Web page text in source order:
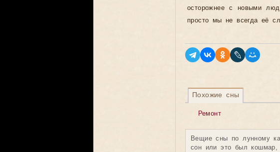
осторожнее с новыми
просто мы не всегда её
Похожие сны
Ремонт
Вещие сны по лунному
сон или это был кошмар,